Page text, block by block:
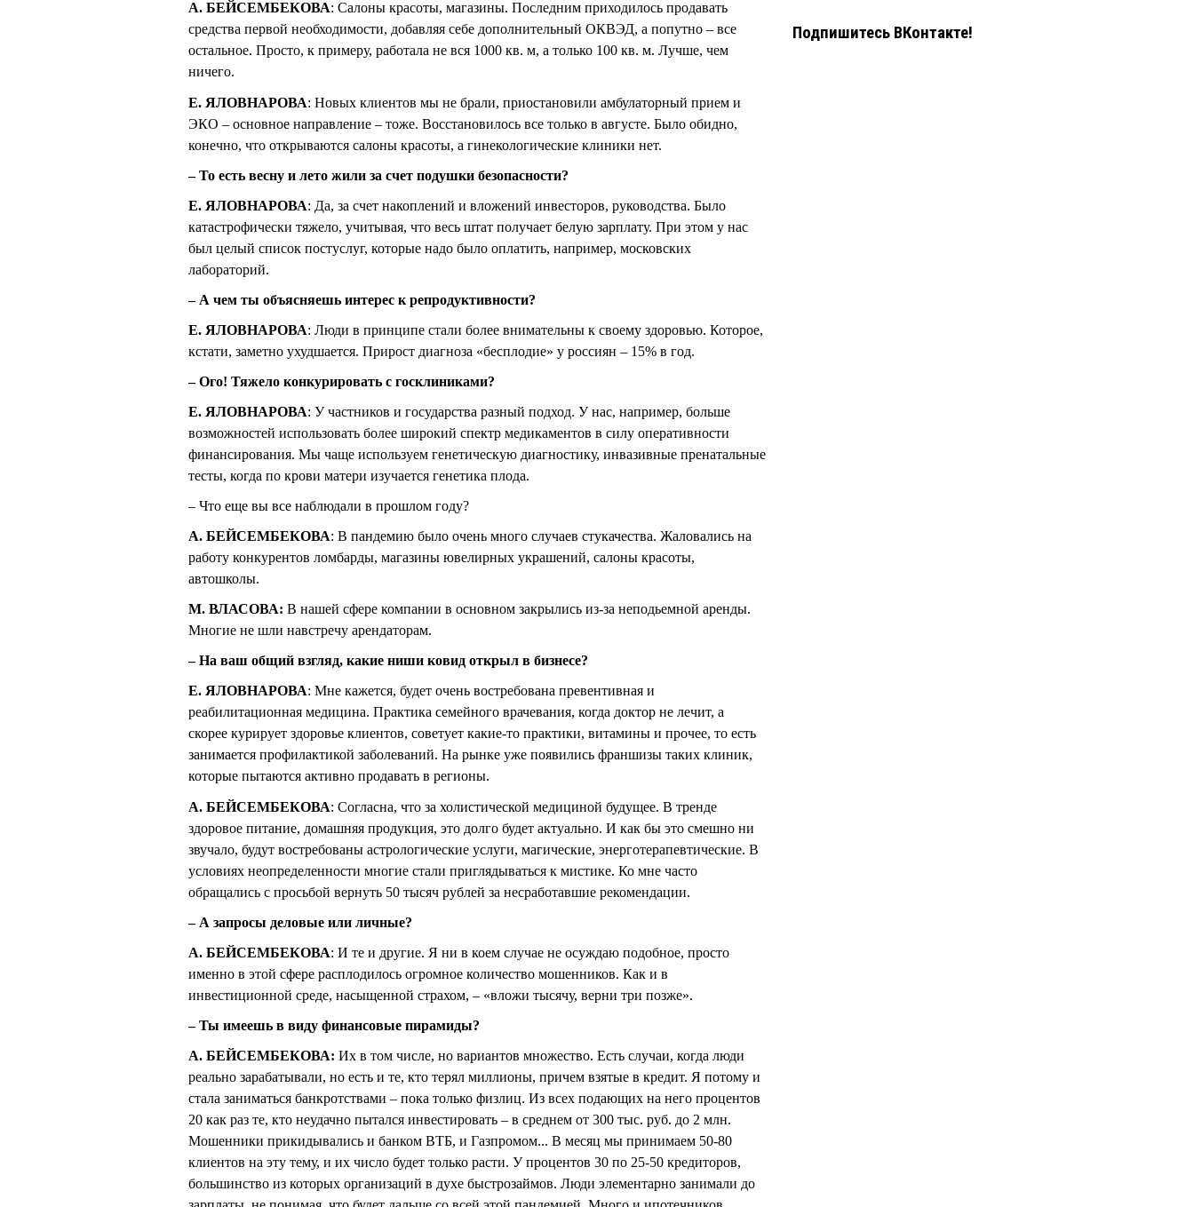
А. БЕЙСЕМБЕКОВА: Салоны красоты, магазины. Последним приходилось продавать
средства первой необходимости, добавляя себе дополнительный ОКВЭД, а попутно – все
остальное. Просто, к примеру, работала не вся 1000 кв. м, а только 100 кв. м. Лучше, чем
ничего.
Е. ЯЛОВНАРОВА: Новых клиентов мы не брали, приостановили амбулаторный прием и
ЭКО – основное направление – тоже. Восстановилось все только в августе. Было обидно,
конечно, что открываются салоны красоты, а гинекологические клиники нет.
– То есть весну и лето жили за счет подушки безопасности?
Е. ЯЛОВНАРОВА: Да, за счет накоплений и вложений инвесторов, руководства. Было
катастрофически тяжело, учитывая, что весь штат получает белую зарплату. При этом у нас
был целый список постуслуг, которые надо было оплатить, например, московских
лабораторий.
– А чем ты объясняешь интерес к репродуктивности?
Е. ЯЛОВНАРОВА: Люди в принципе стали более внимательны к своему здоровью. Которое,
кстати, заметно ухудшается. Прирост диагноза «бесплодие» у россиян – 15% в год.
– Ого! Тяжело конкурировать с госклиниками?
Е. ЯЛОВНАРОВА: У частников и государства разный подход. У нас, например, больше
возможностей использовать более широкий спектр медикаментов в силу оперативности
финансирования. Мы чаще используем генетическую диагностику, инвазивные пренатальные
тесты, когда по крови матери изучается генетика плода.
– Что еще вы все наблюдали в прошлом году?
А. БЕЙСЕМБЕКОВА: В пандемию было очень много случаев стукачества. Жаловались на
работу конкурентов ломбарды, магазины ювелирных украшений, салоны красоты,
автошколы.
М. ВЛАСОВА: В нашей сфере компании в основном закрылись из-за неподьемной аренды.
Многие не шли навстречу арендаторам.
– На ваш общий взгляд, какие ниши ковид открыл в бизнесе?
Е. ЯЛОВНАРОВА: Мне кажется, будет очень востребована превентивная и
реабилитационная медицина. Практика семейного врачевания, когда доктор не лечит, а
скорее курирует здоровье клиентов, советует какие-то практики, витамины и прочее, то есть
занимается профилактикой заболеваний. На рынке уже появились франшизы таких клиник,
которые пытаются активно продавать в регионы.
А. БЕЙСЕМБЕКОВА: Согласна, что за холистической медициной будущее. В тренде
здоровое питание, домашняя продукция, это долго будет актуально. И как бы это смешно ни
звучало, будут востребованы астрологические услуги, магические, энерготерапевтические. В
условиях неопределенности многие стали приглядываться к мистике. Ко мне часто
обращались с просьбой вернуть 50 тысяч рублей за несработавшие рекомендации.
– А запросы деловые или личные?
А. БЕЙСЕМБЕКОВА: И те и другие. Я ни в коем случае не осуждаю подобное, просто
именно в этой сфере расплодилось огромное количество мошенников. Как и в
инвестиционной среде, насыщенной страхом, – «вложи тысячу, верни три позже».
– Ты имеешь в виду финансовые пирамиды?
А. БЕЙСЕМБЕКОВА: Их в том числе, но вариантов множество. Есть случаи, когда люди
реально зарабатывали, но есть и те, кто терял миллионы, причем взятые в кредит. Я потому и
стала заниматься банкротствами – пока только физлиц. Из всех подающих на него процентов
20 как раз те, кто неудачно пытался инвестировать – в среднем от 300 тыс. руб. до 2 млн.
Мошенники прикидывались и банком ВТБ, и Газпромом... В месяц мы принимаем 50-80
клиентов на эту тему, и их число будет только расти. У процентов 30 по 25-50 кредиторов,
большинство из которых организаций в духе быстрозаймов. Люди элементарно занимали до
Подпишитесь ВКонтакте!